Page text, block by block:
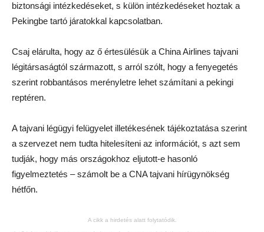
biztonsági intézkedéseket, s külön intézkedéseket hoztak a
Pekingbe tartó járatokkal kapcsolatban.
Csaj elárulta, hogy az ő értesülésük a China Airlines tajvani
légitársaságtól származott, s arról szólt, hogy a fenyegetés
szerint robbantásos merényletre lehet számítani a pekingi
reptéren.
A tajvani légügyi felügyelet illetékesének tájékoztatása szerint
a szervezet nem tudta hitelesíteni az információt, s azt sem
tudják, hogy más országokhoz eljutott-e hasonló
figyelmeztetés – számolt be a CNA tajvani hírügynökség
hétfőn.
A cikk a hirdetés alatt folytatódik.